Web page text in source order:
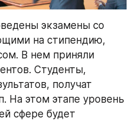
экзамены со
на стипендию,
В нем приняли
Студенты,
получат
На этом этапе уровень
сфере будет